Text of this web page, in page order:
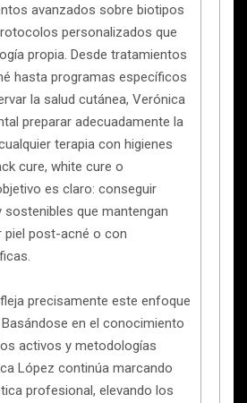
avanzados sobre biotipos
personalizados que
propia. Desde tratamientos
hasta programas específicos
la salud cutánea, Verónica
preparar adecuadamente la
terapia con higienes
cure, white cure o
es claro: conseguir
que mantengan
piel post-acné o con
precisamente este enfoque
en el conocimiento
activos y metodologías
López continúa marcando
profesional, elevando los